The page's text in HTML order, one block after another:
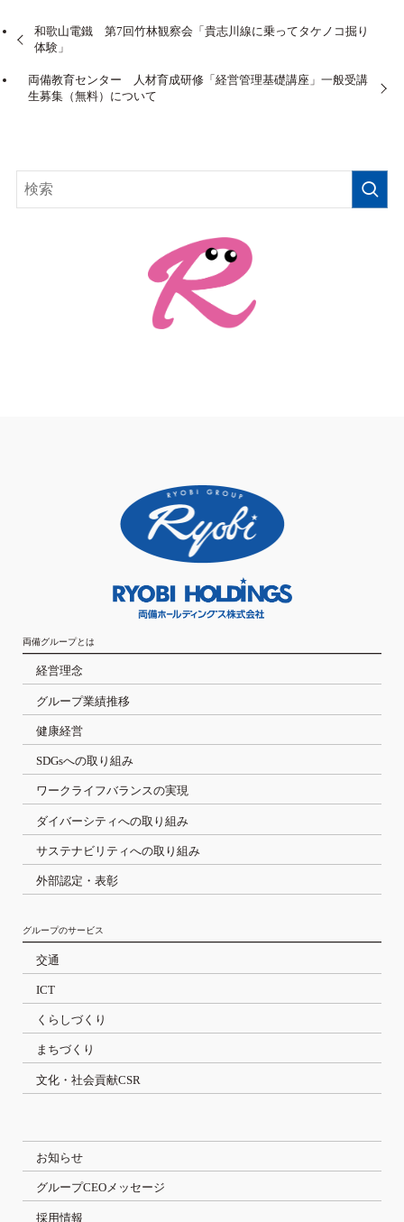
和歌山電鐵 第7回竹林観察会「貴志川線に乗ってタケノコ掘り
体験」
両備教育センター 人材育成研修「経営管理基礎講座」一般受講
生募集（無料）について
両備グループとは
経営理念
グループ業績推移
健康経営
SDGsへの取り組み
ワークライフバランスの実現
ダイバーシティへの取り組み
サステナビリティへの取り組み
外部認定・表彰
グループのサービス
交通
ICT
くらしづくり
まちづくり
文化・社会貢献CSR
お知らせ
グループCEOメッセージ
採用情報